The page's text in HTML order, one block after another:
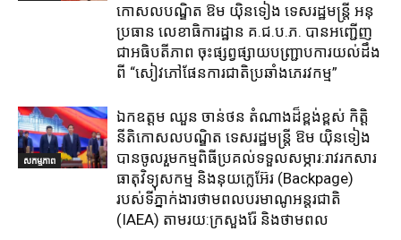
កោសលបណ្ឌិត​ ឱម​ យ៉ិនទៀង​ ទេសរដ្ឋមន្រ្តី​ អនុ
ប្រធាន​ លេខាធិការ​ដ្ឋាន​ គ.ជ.ប.ភ​. បានអញ្ជើញ
ជាអធិបតីភាព​ ចុះផ្សព្វផ្សាយ​បញ្ជ្រាប​ការ​យល់​ដឹង​
ពី​ “សៀវភៅផែនការជាតិប្រឆាំងភេរវកម្ម”
សកម្មភាព
ឯកឧត្តម ឈួន​ ចាន់ថន​ តំណាងដ៏ខ្ពង់ខ្ពស់ កិត្តិ
នីតិកោសលបណ្ឌិត ទេសរដ្ឋមន្ត្រី ឱម យ៉ិនទៀង
បានចូលរួមកម្មពិធីប្រគល់ទទួលសម្ភារ:​រាវរកសារ
ធាតុវិទ្យុសកម្ម​ និង​នុយក្លេអ៊ែរ​ (Backpage)
របស់ទីភ្នាក់ងារថាមពលបរមាណូអន្តរជាតិ
(IAEA) តាមរយ:ក្រសួងរ៉ែ និងថាមពល​